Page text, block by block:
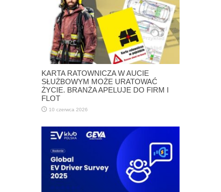
KARTA RATOWNICZA W AUCIE
SŁUŻBOWYM MOŻE URATOWAĆ
ŻYCIE. BRANŻA APELUJE DO FIRM I
FLOT
10 czerwca 2026